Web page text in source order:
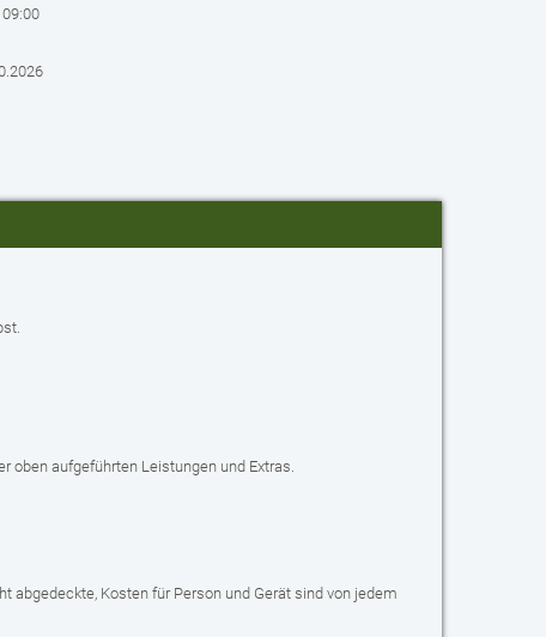
oben aufgeführten Leistungen und Extras.
abgedeckte, Kosten für Person und Gerät sind von jedem